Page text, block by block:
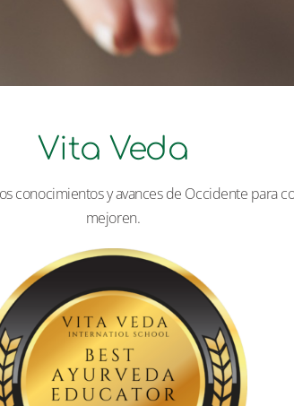
Vita Veda
conocimientos y avances de Occidente para
mejoren.